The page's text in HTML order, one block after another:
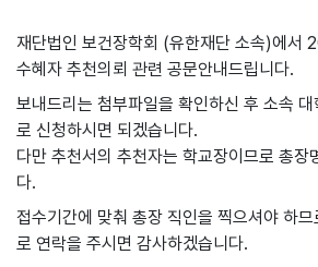
재단법인 보건장학회 (유한재단 소속)에서
수혜자 추천의뢰 관련 공문안내드립니다.
보내드리는 첨부파일을 확인하신 후 소속
로 신청하시면 되겠습니다.
다만 추천서의 추천자는 학교장이므로 총장
다.
접수기간에 맞춰 총장 직인을 찍으셔야 하
로 연락을 주시면 감사하겠습니다.